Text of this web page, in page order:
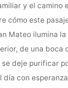
y el camino
cómo este
Mateo ilumina
de una boca
deje purificar
día con